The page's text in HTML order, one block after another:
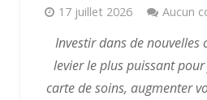
17 juillet 2026 Aucun
Investir dans de nouvelles
levier le plus puissant
carte de soins, augmenter